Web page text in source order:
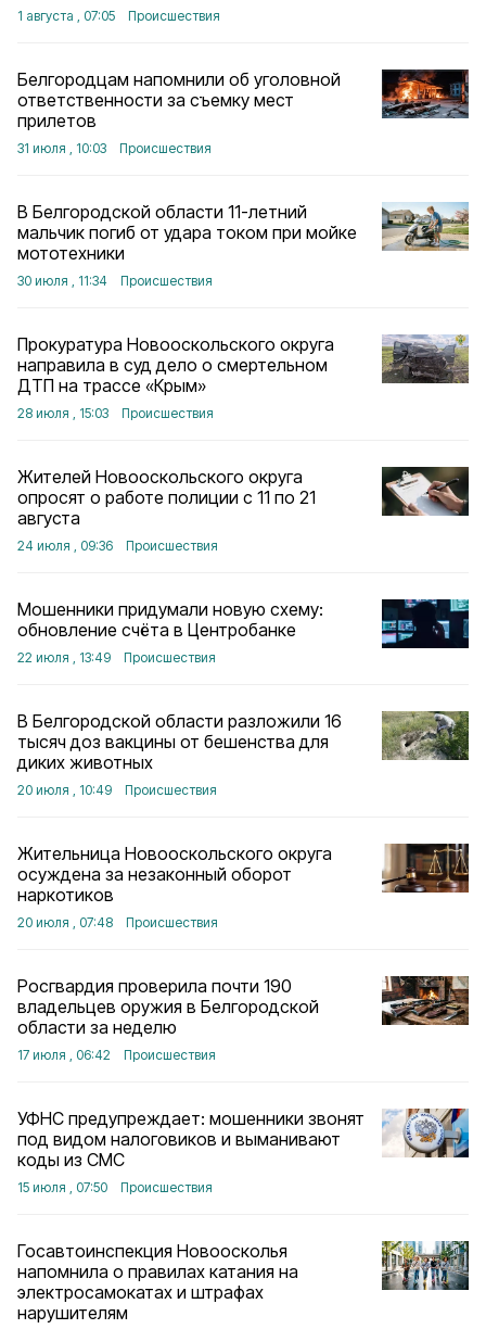
1 августа , 07:05 Происшествия
Белгородцам напомнили об уголовной
ответственности за съемку мест
прилетов
31 июля , 10:03 Происшествия
В Белгородской области 11-летний
мальчик погиб от удара током при мойке
мототехники
30 июля , 11:34 Происшествия
Прокуратура Новооскольского округа
направила в суд дело о смертельном
ДТП на трассе «Крым»
28 июля , 15:03 Происшествия
Жителей Новооскольского округа
опросят о работе полиции с 11 по 21
августа
24 июля , 09:36 Происшествия
Мошенники придумали новую схему:
обновление счёта в Центробанке
22 июля , 13:49 Происшествия
В Белгородской области разложили 16
тысяч доз вакцины от бешенства для
диких животных
20 июля , 10:49 Происшествия
Жительница Новооскольского округа
осуждена за незаконный оборот
наркотиков
20 июля , 07:48 Происшествия
Росгвардия проверила почти 190
владельцев оружия в Белгородской
области за неделю
17 июля , 06:42 Происшествия
УФНС предупреждает: мошенники звонят
под видом налоговиков и выманивают
коды из СМС
15 июля , 07:50 Происшествия
Госавтоинспекция Новоосколья
напомнила о правилах катания на
электросамокатах и штрафах
нарушителям